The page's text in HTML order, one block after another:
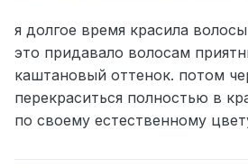
я долгое время красила
это придавало волосам
каштановый оттенок. потом
перекраситься полностью в
по своему естественному